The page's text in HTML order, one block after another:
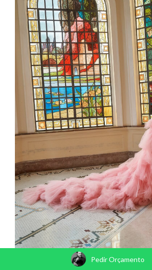
Pedir Orçamento